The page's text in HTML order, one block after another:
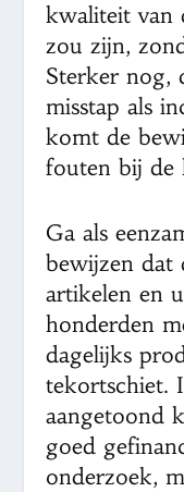
kwaliteit van
zou zijn,
Sterker nog,
misstap als
komt de
fouten bij de
Ga als
bewijzen dat
artikelen en
honderden
dagelijks
tekortschiet.
aangetoond
goed
onderzoek,